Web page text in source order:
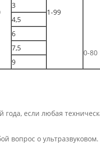
1-99
0-80
3
4,5
6
7,5
9
если любая
вопрос о ультразвуковом.